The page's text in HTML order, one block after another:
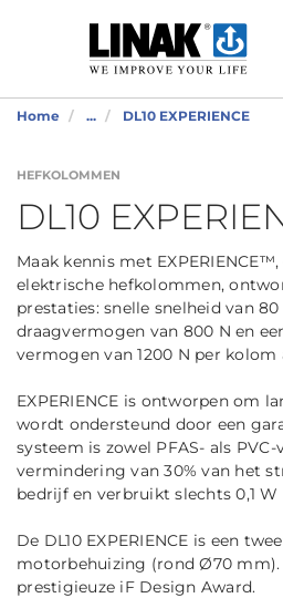
Home ... DL10 EXPERIENCE
HEFKOLOMMEN
DL10
Maak kennis met
elektrische hefkolommen,
prestaties: snelle snelheid van
draagvermogen van 800 N en
vermogen van 1200 N per kolom
EXPERIENCE is ontworpen om
wordt ondersteund door een
systeem is zowel PFAS- als
vermindering van 30% van het
bedrijf en verbruikt slechts 0,1
De DL10 EXPERIENCE is een
motorbehuizing (rond Ø70 mm).
prestigieuze iF Design Award.